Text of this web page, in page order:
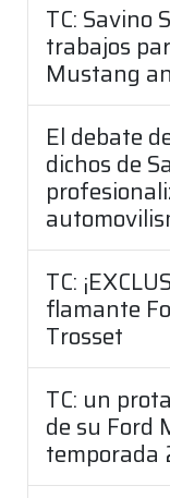
TC: Savino
trabajos
Mustang
El debate
dichos de
TC:
flamante
Trosset
TC: un
de su Ford
temporada